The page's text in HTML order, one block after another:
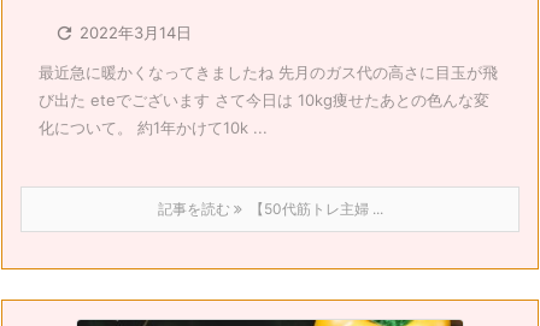
 2022年3月14日
最近急に暖かくなってきましたね 先月のガス代の高さに目玉が飛
び出た eteでございます さて今日は 10kg痩せたあとの色んな変
化について。 約1年かけて10k ...
記事を読む 【50代筋トレ主婦 ...